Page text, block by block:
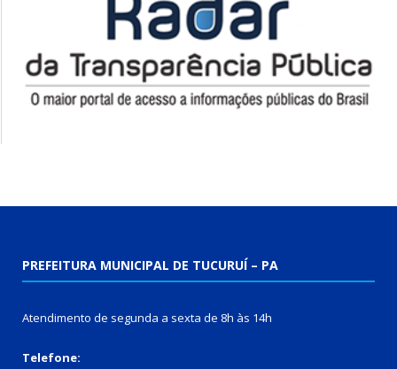
PREFEITURA MUNICIPAL DE TUCURUÍ – PA
Atendimento de segunda a sexta de 8h às 14h
Telefone: